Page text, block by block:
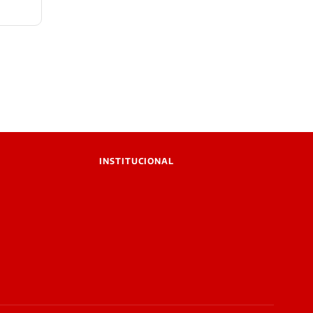
INSTITUCIONAL